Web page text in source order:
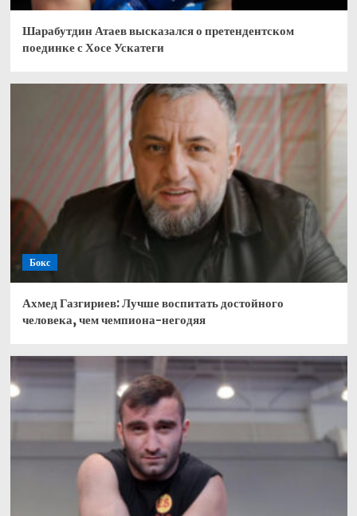
Шарабутдин Атаев высказался о претендентском
поединке с Хосе Ускатеги
Бокс
Ахмед Газгириев: Лучше воспитать достойного
человека, чем чемпиона-негодяя